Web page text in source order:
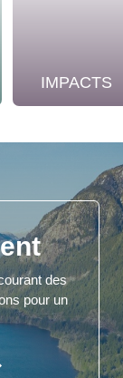
IMPACTS
des
pour un